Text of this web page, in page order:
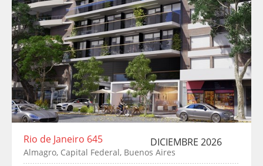
Rio de Janeiro 645 DICIEMBRE 2026
Almagro, Capital Federal, Buenos Aires